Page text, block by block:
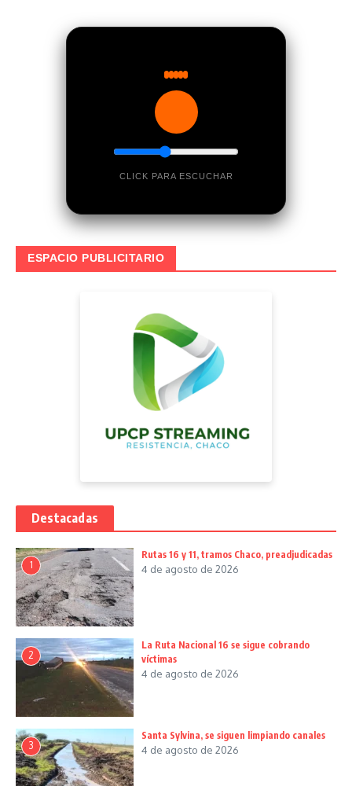
CLICK PARA ESCUCHAR
ESPACIO PUBLICITARIO
Destacadas
1
Rutas 16 y 11, tramos Chaco, preadjudicadas
4 de agosto de 2026
2
La Ruta Nacional 16 se sigue cobrando
víctimas
4 de agosto de 2026
3
Santa Sylvina, se siguen limpiando canales
4 de agosto de 2026